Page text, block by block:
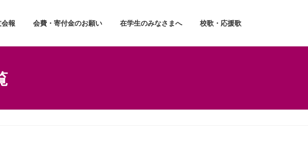
報 会費・寄付金のお願い 在学生のみなさまへ 校歌・応援歌